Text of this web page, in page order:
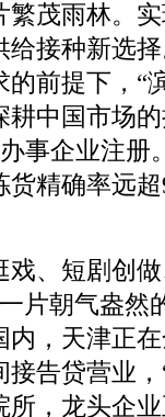
茂雨林。
接种新选
前提下，“
中国市场
事企业注册
精确率远
、短剧创做
片朝气盎然
，天津正
告贷营业
，龙头企